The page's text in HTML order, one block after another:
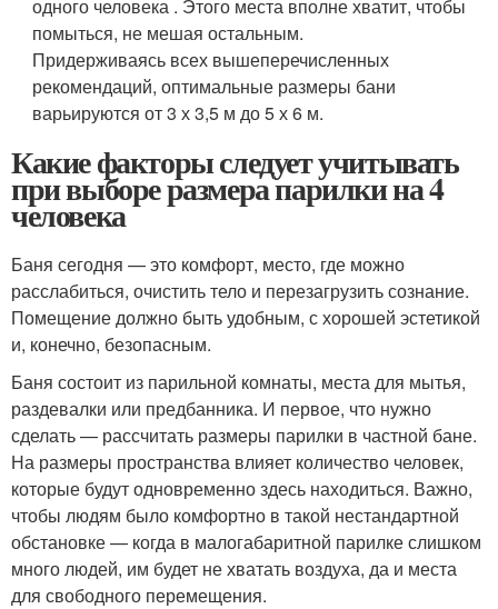
одного человека . Этого места вполне хватит, чтобы
помыться, не мешая остальным.
Придерживаясь всех вышеперечисленных
рекомендаций, оптимальные размеры бани
варьируются от 3 х 3,5 м до 5 х 6 м.
Какие факторы следует учитывать
при выборе размера парилки на 4
человека
Баня сегодня — это комфорт, место, где можно
расслабиться, очистить тело и перезагрузить сознание.
Помещение должно быть удобным, с хорошей эстетикой
и, конечно, безопасным.
Баня состоит из парильной комнаты, места для мытья,
раздевалки или предбанника. И первое, что нужно
сделать — рассчитать размеры парилки в частной бане.
На размеры пространства влияет количество человек,
которые будут одновременно здесь находиться. Важно,
чтобы людям было комфортно в такой нестандартной
обстановке — когда в малогабаритной парилке слишком
много людей, им будет не хватать воздуха, да и места
для свободного перемещения.